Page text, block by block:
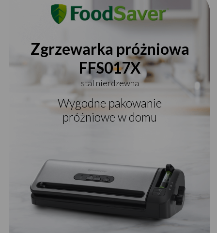
Zgrzewarka próżniowa
FFS017X
stal nierdzewna
Wygodne pakowanie
próżniowe w domu